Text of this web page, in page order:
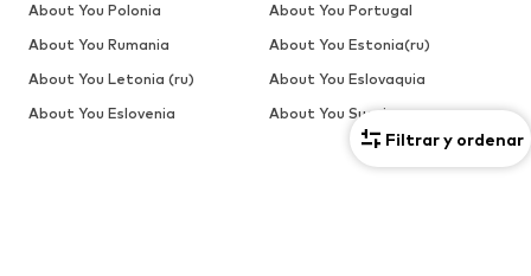
Filtrar y ordenar
About You Polonia
About You Portugal
About You Rumania
About You Estonia(ru)
About You Letonia (ru)
About You Eslovaquia
About You Eslovenia
About You Suecia